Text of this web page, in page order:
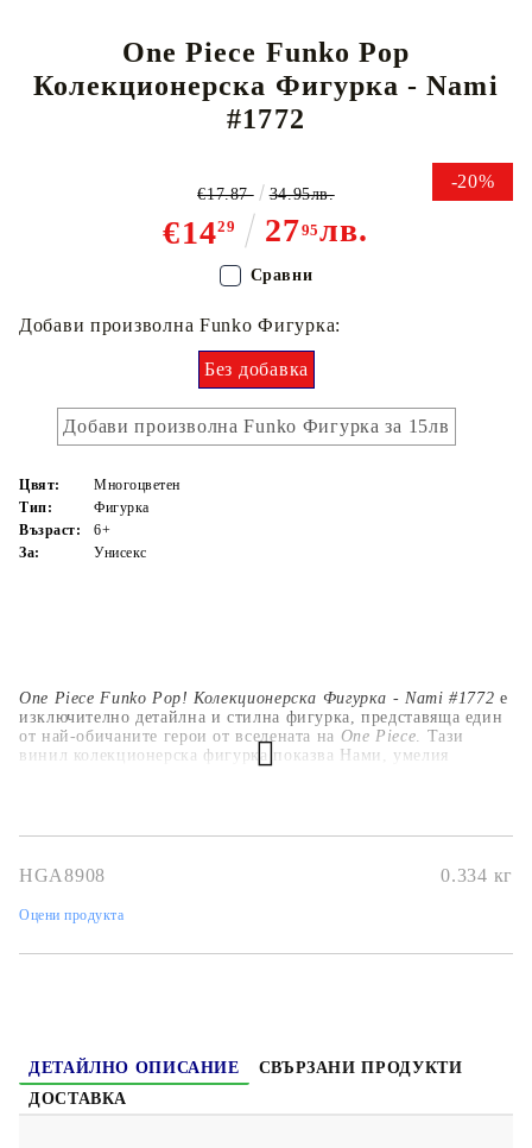
One Piece Funko Pop
Колекционерска Фигурка - Nami
#1772
-20%
€1429 2795лв.
€17.87 34.95лв.
One Piece Funko Pop! Колекционерска Фигурка - Nami #1772 е
изключително детайлна и стилна фигурка, представяща един
от най-обичаните герои от вселената на One Piece. Тази
винил колекционерска фигурка показва Нами, умелия
улавя авантюристичния дух на Нами. Независимо дали сте
основно допълнение към всяка колекция.
Добави произволна Funko Фигурка:
Без добавка
Добави произволна Funko Фигурка за 15лв
Цвят:
Многоцветен
Тип:
Фигурка
Възраст:
6+
За:
Унисекс
HGA8908 0.334 кг
Оцени продукта
Сравни
ДЕТАЙЛНО ОПИСАНИЕ
СВЪРЗАНИ ПРОДУКТИ
ДОСТАВКА